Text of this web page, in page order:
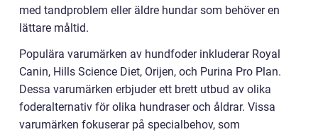
med tandproblem eller äldre hundar som behöver en
lättare måltid.
Populära varumärken av hundfoder inkluderar Royal
Canin, Hills Science Diet, Orijen, och Purina Pro Plan.
Dessa varumärken erbjuder ett brett utbud av olika
foderalternativ för olika hundraser och åldrar. Vissa
varumärken fokuserar på specialbehov, som